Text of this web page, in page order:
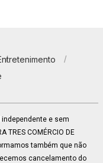
independente e sem
COMÉRCIO DE
também que não
cancelamento do